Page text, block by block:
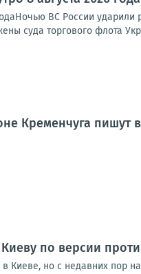
ВС России
суда торгового флота
Кременчуга пишут
по версии
Киеве, но с недавних пор